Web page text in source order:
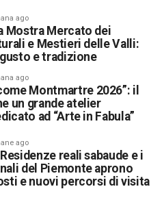
ago
Mostra Mercato dei
e Mestieri delle Valli:
e tradizione
ago
Montmartre 2026”: il
un grande atelier
ad “Arte in Fabula”
ago
reali sabaude e i
del Piemonte aprono
e nuovi percorsi di visita